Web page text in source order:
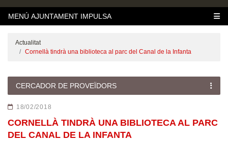
MENÚ AJUNTAMENT IMPULSA
Actualitat
Cornellà tindrà una biblioteca al parc del Canal de la Infanta
CERCADOR DE PROVEÏDORS
18/02/2018
CORNELLÀ TINDRÀ UNA BIBLIOTECA AL PARC
DEL CANAL DE LA INFANTA